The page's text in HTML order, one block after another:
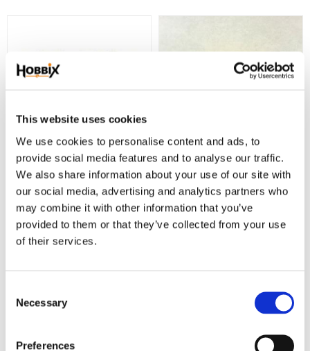
This website uses cookies
We use cookies to personalise content and ads, to
provide social media features and to analyse our traffic.
We also share information about your use of our site with
our social media, advertising and analytics partners who
may combine it with other information that you’ve
provided to them or that they’ve collected from your use
of their services.
Necessary
Preferences
Snäpplås 16 mm.
1 st. lås i metall. färg silver.
39,00 KR
Snäpplås 16 mm.
yellow.
1 st. lås 16 mm. Yellow.
6,00KR